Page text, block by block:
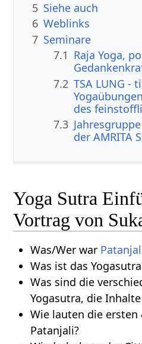
5 Siehe auch
6 Weblinks
7 Seminare
7.1 Raja Yoga,
7.2 TSA LUNG -
des
7.3
der AMRITA
Yoga Sutra
Vortrag von
Was/Wer war
Was ist das
Was sind die
Yogasutra, die
Wie lauten die ersten
Patanjali?